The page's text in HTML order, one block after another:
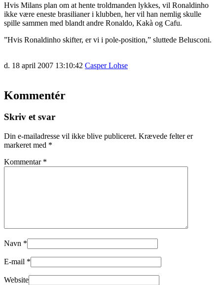
Hvis Milans plan om at hente troldmanden lykkes, vil Ronaldinho
ikke være eneste brasilianer i klubben, her vil han nemlig skulle
spille sammen med blandt andre Ronaldo, Kakà og Cafu.
”Hvis Ronaldinho skifter, er vi i pole-position,” sluttede Belusconi.
d. 18 april 2007 13:10:42 Casper Lohse
Kommentér
Skriv et svar
Din e-mailadresse vil ikke blive publiceret. Krævede felter er
markeret med *
Kommentar *
Navn *
E-mail *
Website